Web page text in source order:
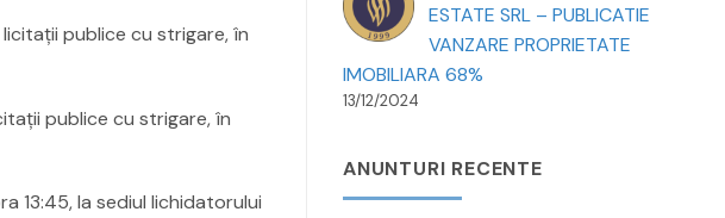
publice cu strigare, în
publice cu strigare, în
13:45, la sediul lichidatorului
ESTATE SRL – PUBLICATIE
VANZARE PROPRIETATE
IMOBILIARA 68%
13/12/2024
ANUNTURI RECENTE